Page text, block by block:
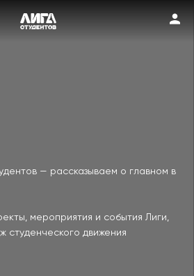
— рассказываем о главном в
мероприятия и события Лиги,
студенческого движения